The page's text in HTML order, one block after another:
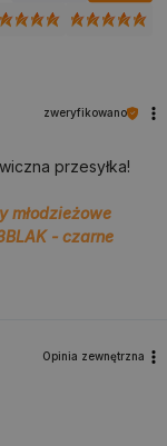
zweryfikowano
przesyłka!
młodzieżowe
- czarne
Opinia zewnętrzna